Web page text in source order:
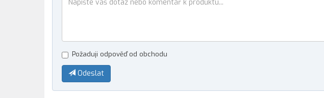
Požaduji odpověď od obchodu
Odeslat